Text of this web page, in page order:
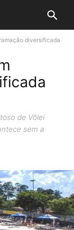
diversificada
de Vôlei
sem a